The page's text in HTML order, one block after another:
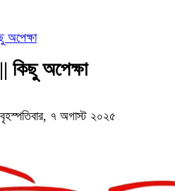
অপেক্ষা
কিছু অপেক্ষা
৭ অগাস্ট ২০২৫